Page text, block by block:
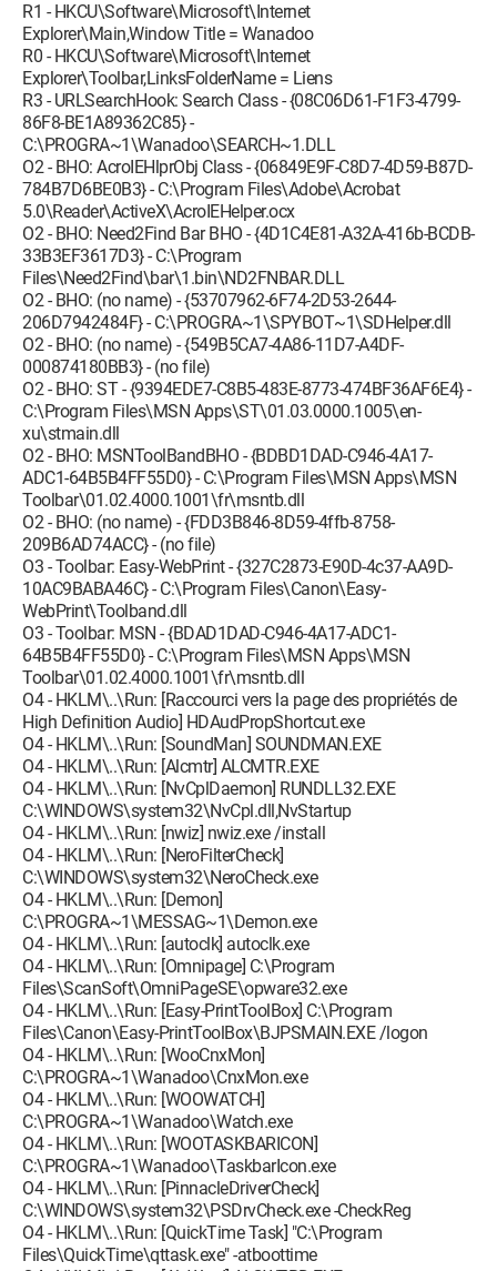
R1 - HKCU\Software\Microsoft\Internet
Explorer\Main,Window Title = Wanadoo
R0 - HKCU\Software\Microsoft\Internet
Explorer\Toolbar,LinksFolderName = Liens
R3 - URLSearchHook: Search Class - {08C06D61-F1F3-4799-
86F8-BE1A89362C85} -
C:\PROGRA~1\Wanadoo\SEARCH~1.DLL
O2 - BHO: AcroIEHlprObj Class - {06849E9F-C8D7-4D59-B87D-
784B7D6BE0B3} - C:\Program Files\Adobe\Acrobat
5.0\Reader\ActiveX\AcroIEHelper.ocx
O2 - BHO: Need2Find Bar BHO - {4D1C4E81-A32A-416b-BCDB-
33B3EF3617D3} - C:\Program
Files\Need2Find\bar\1.bin\ND2FNBAR.DLL
O2 - BHO: (no name) - {53707962-6F74-2D53-2644-
206D7942484F} - C:\PROGRA~1\SPYBOT~1\SDHelper.dll
O2 - BHO: (no name) - {549B5CA7-4A86-11D7-A4DF-
000874180BB3} - (no file)
O2 - BHO: ST - {9394EDE7-C8B5-483E-8773-474BF36AF6E4} -
C:\Program Files\MSN Apps\ST\01.03.0000.1005\en-
xu\stmain.dll
O2 - BHO: MSNToolBandBHO - {BDBD1DAD-C946-4A17-
ADC1-64B5B4FF55D0} - C:\Program Files\MSN Apps\MSN
Toolbar\01.02.4000.1001\fr\msntb.dll
O2 - BHO: (no name) - {FDD3B846-8D59-4ffb-8758-
209B6AD74ACC} - (no file)
O3 - Toolbar: Easy-WebPrint - {327C2873-E90D-4c37-AA9D-
10AC9BABA46C} - C:\Program Files\Canon\Easy-
WebPrint\Toolband.dll
O3 - Toolbar: MSN - {BDAD1DAD-C946-4A17-ADC1-
64B5B4FF55D0} - C:\Program Files\MSN Apps\MSN
Toolbar\01.02.4000.1001\fr\msntb.dll
O4 - HKLM\..\Run: [Raccourci vers la page des propriétés de
High Definition Audio] HDAudPropShortcut.exe
O4 - HKLM\..\Run: [SoundMan] SOUNDMAN.EXE
O4 - HKLM\..\Run: [Alcmtr] ALCMTR.EXE
O4 - HKLM\..\Run: [NvCplDaemon] RUNDLL32.EXE
C:\WINDOWS\system32\NvCpl.dll,NvStartup
O4 - HKLM\..\Run: [nwiz] nwiz.exe /install
O4 - HKLM\..\Run: [NeroFilterCheck]
C:\WINDOWS\system32\NeroCheck.exe
O4 - HKLM\..\Run: [Demon]
C:\PROGRA~1\MESSAG~1\Demon.exe
O4 - HKLM\..\Run: [autoclk] autoclk.exe
O4 - HKLM\..\Run: [Omnipage] C:\Program
Files\ScanSoft\OmniPageSE\opware32.exe
O4 - HKLM\..\Run: [Easy-PrintToolBox] C:\Program
Files\Canon\Easy-PrintToolBox\BJPSMAIN.EXE /logon
O4 - HKLM\..\Run: [WooCnxMon]
C:\PROGRA~1\Wanadoo\CnxMon.exe
O4 - HKLM\..\Run: [WOOWATCH]
C:\PROGRA~1\Wanadoo\Watch.exe
O4 - HKLM\..\Run: [WOOTASKBARICON]
C:\PROGRA~1\Wanadoo\TaskbarIcon.exe
O4 - HKLM\..\Run: [PinnacleDriverCheck]
C:\WINDOWS\system32\PSDrvCheck.exe -CheckReg
O4 - HKLM\..\Run: [QuickTime Task] "C:\Program
Files\QuickTime\qttask.exe" -atboottime